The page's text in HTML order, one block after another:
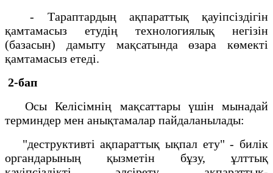
- Тараптардың ақпараттық қауіпсіздігін
қамтамасыз етудің технологиялық негізін
(базасын) дамыту мақсатында өзара көмекті
қамтамасыз етеді.
2-бап
Осы Келісімнің мақсаттары үшін мынадай
терминдер мен анықтамалар пайдаланылады:
"деструктивті ақпараттық ықпал ету" - билік
органдарының қызметін бұзу, ұлттық